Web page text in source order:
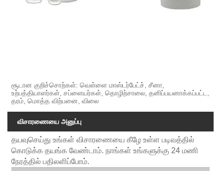
சூடான குறிச்சொற்கள்: வெள்ளை மாஸ்டர்பேட்ச், சீனா,
உற்பத்தியாளர்கள், சப்ளையர்கள், தொழிற்சாலை, தனிப்பயனாக்கப்பட்ட,
தரம், மொத்த விற்பனை, விலை
விசாரணையை அனுப்பு
தயவுசெய்து உங்கள் விசாரணையை கீழே உள்ள படிவத்தில்
கொடுக்க தயங்க வேண்டாம். நாங்கள் உங்களுக்கு 24 மணி
நேரத்தில் பதிலளிப்போம்.